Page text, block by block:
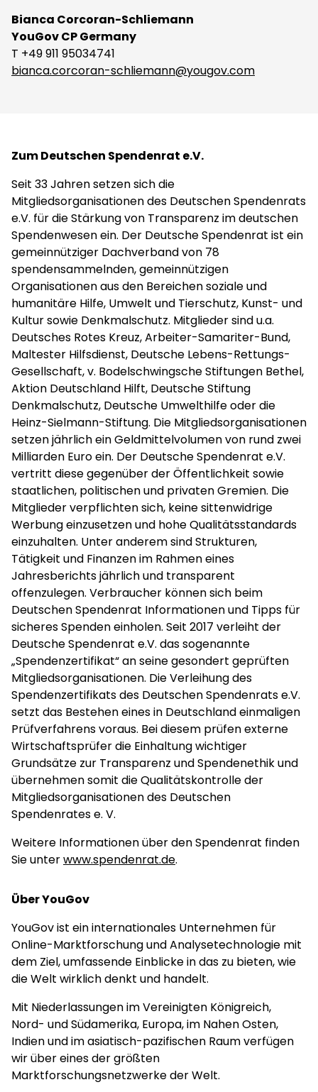
Bianca Corcoran-Schliemann
YouGov CP Germany
T +49 911 95034741
bianca.corcoran-schliemann@yougov.com
Zum Deutschen Spendenrat e.V.
Seit 33 Jahren setzen sich die
Mitgliedsorganisationen des Deutschen Spendenrats
e.V. für die Stärkung von Transparenz im deutschen
Spendenwesen ein. Der Deutsche Spendenrat ist ein
gemeinnütziger Dachverband von 78
spendensammelnden, gemeinnützigen
Organisationen aus den Bereichen soziale und
humanitäre Hilfe, Umwelt und Tierschutz, Kunst- und
Kultur sowie Denkmalschutz. Mitglieder sind u.a.
Deutsches Rotes Kreuz, Arbeiter-Samariter-Bund,
Maltester Hilfsdienst, Deutsche Lebens-Rettungs-
Gesellschaft, v. Bodelschwingsche Stiftungen Bethel,
Aktion Deutschland Hilft, Deutsche Stiftung
Denkmalschutz, Deutsche Umwelthilfe oder die
Heinz-Sielmann-Stiftung. Die Mitgliedsorganisationen
setzen jährlich ein Geldmittelvolumen von rund zwei
Milliarden Euro ein. Der Deutsche Spendenrat e.V.
vertritt diese gegenüber der Öffentlichkeit sowie
staatlichen, politischen und privaten Gremien. Die
Mitglieder verpflichten sich, keine sittenwidrige
Werbung einzusetzen und hohe Qualitätsstandards
einzuhalten. Unter anderem sind Strukturen,
Tätigkeit und Finanzen im Rahmen eines
Jahresberichts jährlich und transparent
offenzulegen. Verbraucher können sich beim
Deutschen Spendenrat Informationen und Tipps für
sicheres Spenden einholen. Seit 2017 verleiht der
Deutsche Spendenrat e.V. das sogenannte
„Spendenzertifikat“ an seine gesondert geprüften
Mitgliedsorganisationen. Die Verleihung des
Spendenzertifikats des Deutschen Spendenrats e.V.
setzt das Bestehen eines in Deutschland einmaligen
Prüfverfahrens voraus. Bei diesem prüfen externe
Wirtschaftsprüfer die Einhaltung wichtiger
Grundsätze zur Transparenz und Spendenethik und
übernehmen somit die Qualitätskontrolle der
Mitgliedsorganisationen des Deutschen
Spendenrates e. V.
Weitere Informationen über den Spendenrat finden
Sie unterwww.spendenrat.de.
Über YouGov
YouGov ist ein internationales Unternehmen für
Online-Marktforschung und Analysetechnologie mit
dem Ziel, umfassende Einblicke in das zu bieten, wie
die Welt wirklich denkt und handelt.
Mit Niederlassungen im Vereinigten Königreich,
Nord- und Südamerika, Europa, im Nahen Osten,
Indien und im asiatisch-pazifischen Raum verfügen
wir über eines der größten
Marktforschungsnetzwerke der Welt.